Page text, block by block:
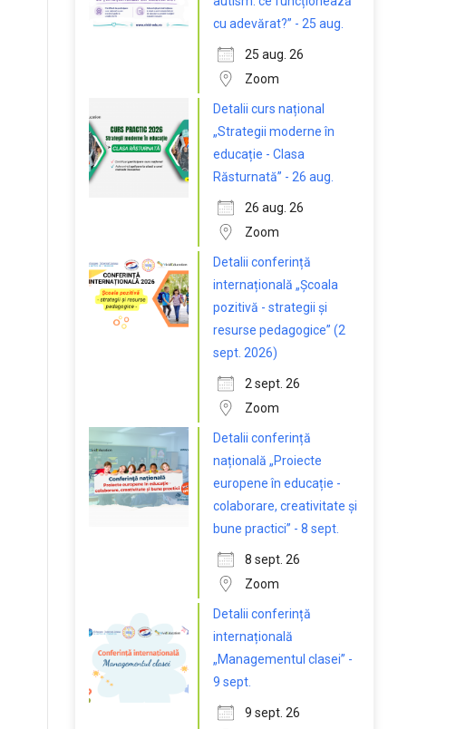
cu adevărat?” - 25 aug.
25 aug. 26
Zoom
Detalii curs național
„Strategii moderne în
educație - Clasa
Răsturnată” - 26 aug.
26 aug. 26
Zoom
Detalii conferință
internațională „Școala
pozitivă - strategii și
resurse pedagogice” (2
sept. 2026)
2 sept. 26
Zoom
Detalii conferință
națională „Proiecte
europene în educație -
colaborare, creativitate și
bune practici” - 8 sept.
8 sept. 26
Zoom
Detalii conferință
internațională
„Managementul clasei” -
9 sept.
9 sept. 26